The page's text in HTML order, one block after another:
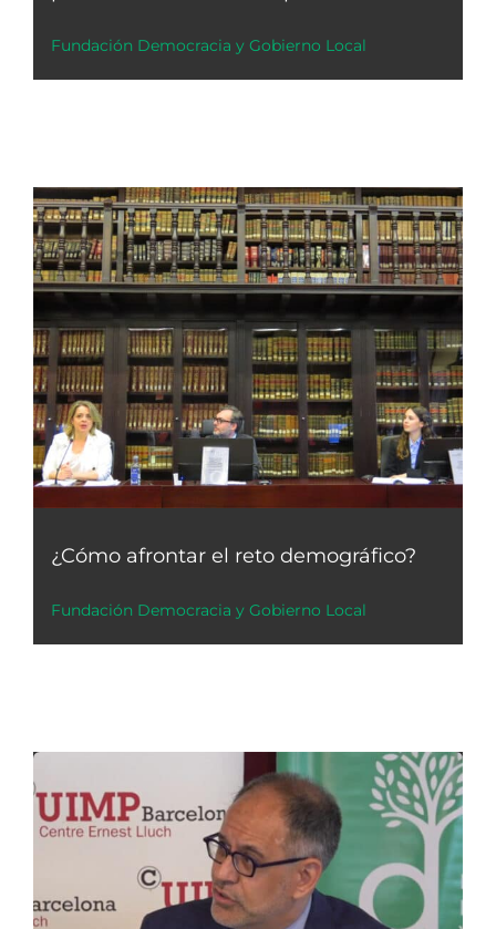
Fundación Democracia y Gobierno Local
¿Cómo afrontar el reto demográfico?
Fundación Democracia y Gobierno Local